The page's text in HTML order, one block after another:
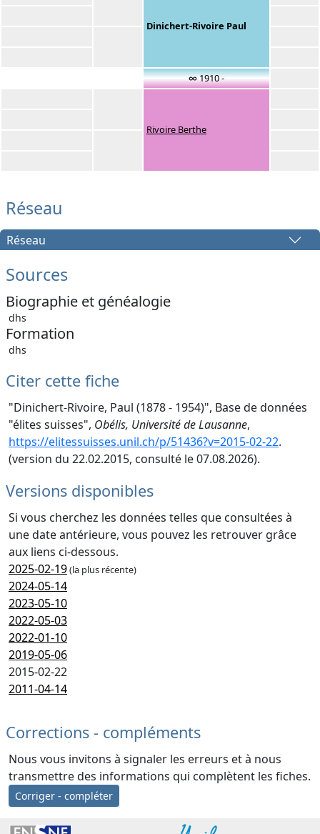
Dinichert-Rivoire Paul
∞ 1910 -
Rivoire Berthe
Réseau
Réseau
Sources
Biographie et généalogie
dhs
Formation
dhs
Citer cette fiche
"Dinichert-Rivoire, Paul (1878 - 1954)", Base de données
"élites suisses", Obélis, Université de Lausanne,
https://elitessuisses.unil.ch/p/51436?v=2015-02-22.
(version du 22.02.2015, consulté le 07.08.2026).
Versions disponibles
Si vous cherchez les données telles que consultées à
une date antérieure, vous pouvez les retrouver grâce
aux liens ci-dessous.
2025-02-19(la plus récente)
2024-05-14
2023-05-10
2022-05-03
2022-01-10
2019-05-06
2015-02-22
2011-04-14
Corrections - compléments
Nous vous invitons à signaler les erreurs et à nous
transmettre des informations qui complètent les fiches.
Corriger - compléter